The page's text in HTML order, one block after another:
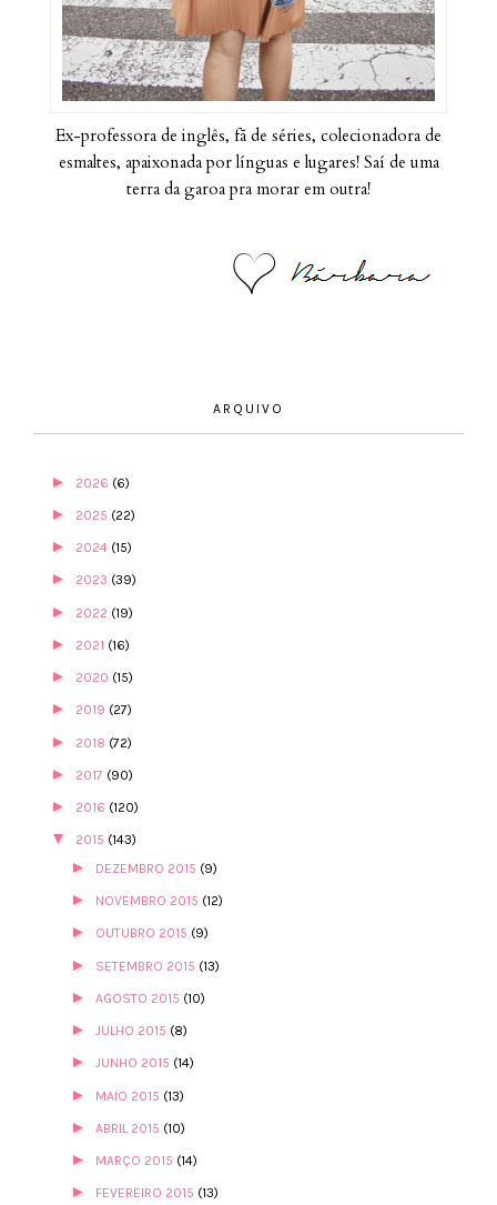
Ex-professora de inglês, fã de séries, colecionadora de
esmaltes, apaixonada por línguas e lugares! Saí de uma
terra da garoa pra morar em outra!
ARQUIVO
► 2026 (6)
► 2025 (22)
► 2024 (15)
► 2023 (39)
► 2022 (19)
► 2021 (16)
► 2020 (15)
► 2019 (27)
► 2018 (72)
► 2017 (90)
► 2016 (120)
▼ 2015 (143)
► DEZEMBRO 2015 (9)
► NOVEMBRO 2015 (12)
► OUTUBRO 2015 (9)
► SETEMBRO 2015 (13)
► AGOSTO 2015 (10)
► JULHO 2015 (8)
► JUNHO 2015 (14)
► MAIO 2015 (13)
► ABRIL 2015 (10)
► MARÇO 2015 (14)
► FEVEREIRO 2015 (13)